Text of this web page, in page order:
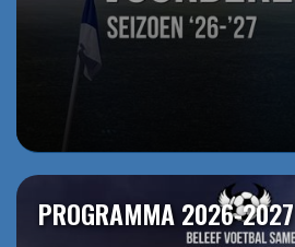
PROGRAMMA 2026-2027